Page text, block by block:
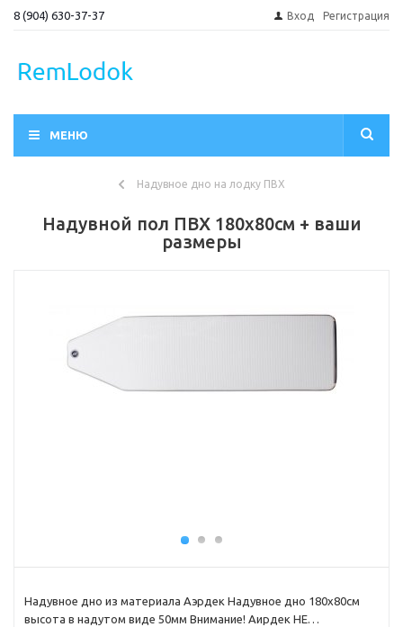
8 (904) 630-37-37 Вход Регистрация
МЕНЮ
Надувное дно на лодку ПВХ
Надувной пол ПВХ 180х80см + ваши
размеры
Надувное дно из материала Аэрдек Надувное дно 180х80см
высота в надутом виде 50мм Внимание! Аирдек НЕ